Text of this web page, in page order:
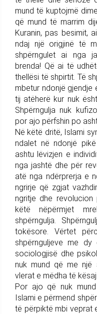
mund të kuptojmë
që mund të marrim
Kuranin, pas besimit,
ndaj një origjinë të
shpërngulet ai nga
brenda! Që ai të
thellësi të shpirtit. Të
mbetur ndonjë gjendje
tij atëherë kur nuk
Shpërngulja nuk
por ajo përfshin po
Në këtë dritë, Islami
ndalet në ndonjë
ashtu lëvizjen e
nga jashtë dhe për
atë nga ndërprerja e
ngrirje që zgjat
ngritje dhe revolucion
këtë nëpërmjet
shpërngulja.
tokësore. Vërtet
shpërnguljeve me
sociologjisë dhe
nuk mund që me një
vlerat e mëdha të
Por ajo që nuk
Islami e përmend
të përpiktë mbi veprat